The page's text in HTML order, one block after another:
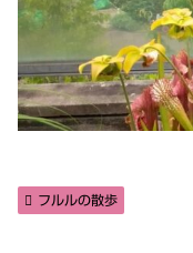
フルルの散歩